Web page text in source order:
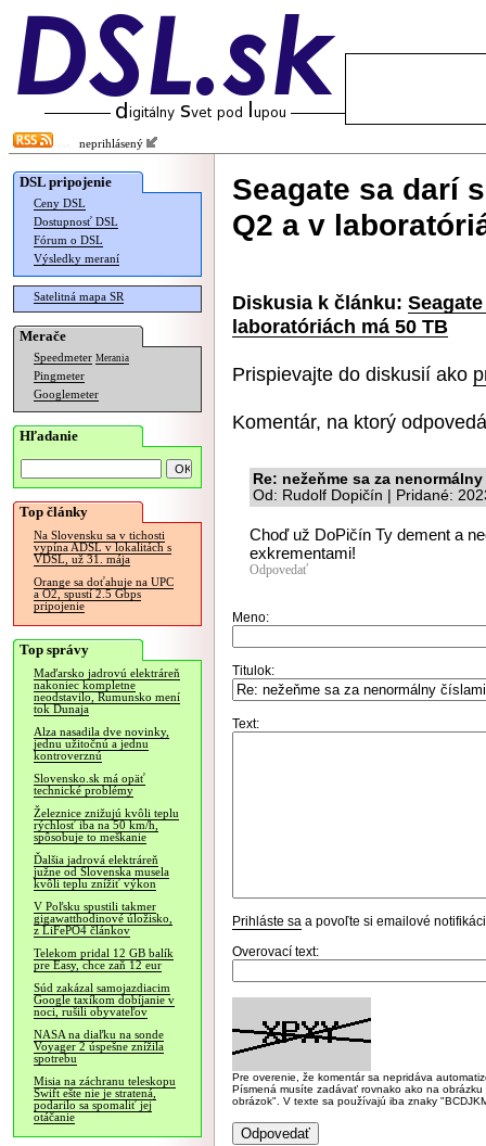
neprihlásený
DSL pripojenie
Ceny DSL
Dostupnosť DSL
Fórum o DSL
Výsledky meraní
Satelitná mapa SR
Merače
Speedmeter Merania
Pingmeter
Googlemeter
Hľadanie
Top články
Na Slovensku sa v tichosti
vypína ADSL v lokalitách s
VDSL, už 31. mája
Orange sa doťahuje na UPC
a O2, spustí 2.5 Gbps
pripojenie
Top správy
Maďarsko jadrovú elektráreň
nakoniec kompletne
neodstavilo, Rumunsko mení
tok Dunaja
Alza nasadila dve novinky,
jednu užitočnú a jednu
kontroverznú
Slovensko.sk má opäť
technické problémy
Železnice znižujú kvôli teplu
rýchlosť iba na 50 km/h,
spôsobuje to meškanie
Ďalšia jadrová elektráreň
južne od Slovenska musela
kvôli teplu znížiť výkon
V Poľsku spustili takmer
gigawatthodinové úložisko,
z LiFePO4 článkov
Telekom pridal 12 GB balík
pre Easy, chce zaň 12 eur
Súd zakázal samojazdiacim
Google taxíkom dobíjanie v
noci, rušili obyvateľov
NASA na diaľku na sonde
Voyager 2 úspešne znížila
spotrebu
Misia na záchranu teleskopu
Swift ešte nie je stratená,
podarilo sa spomaliť jej
otáčanie
Seagate sa darí
Q2 a v
Diskusia k článku:
laboratóriách má 50 TB
Prispievajte do diskusií ako
Komentár, na ktorý
Re: nežeňme sa za
Od: Rudolf Dopičín | Pridané:
Choď už DoPičín Ty dement a
exkrementami!
Odpovedať
Meno:
Titulok:
Text:
Prihláste sa a povoľte si emailové
Overovací text:
Pre overenie, že komentár sa nepridáva
Písmená musíte zadávať rovnako ako na
obrázok". V texte sa používajú iba znaky